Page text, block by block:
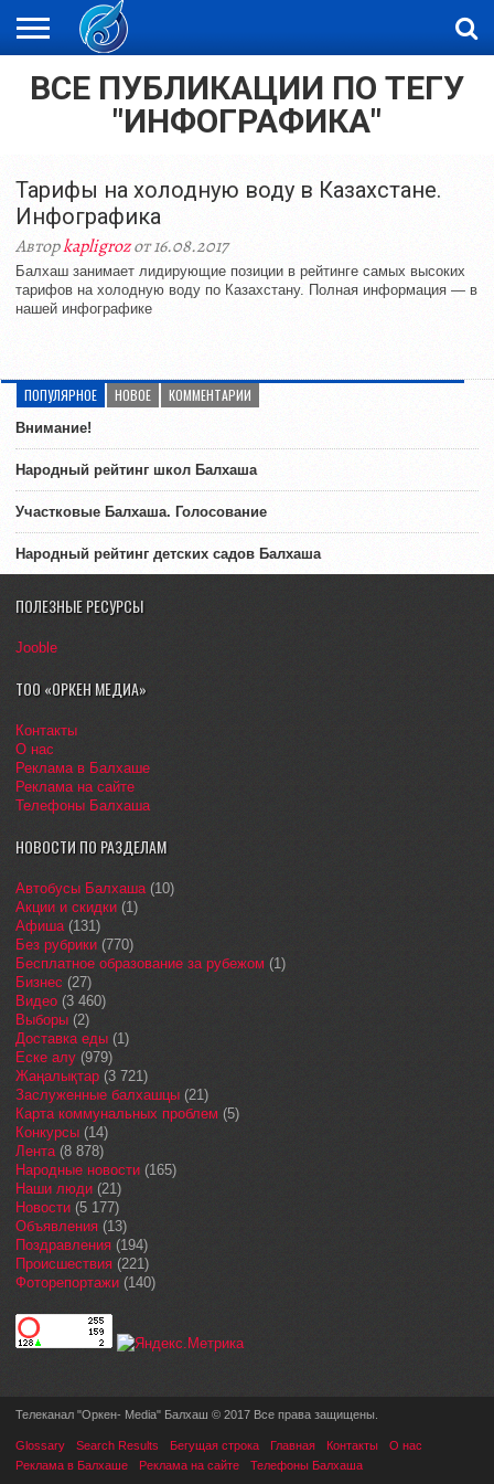
ЖАҢАЛЫҚТАР
НОВОСТИ
ВИДЕО
ФОТОРЕПОРТАЖИ
ОРКЕН
ВСЕ ПУБЛИКАЦИИ ПО ТЕГУ
"ИНФОГРАФИКА"
Тарифы на холодную воду в Казахстане.
Инфографика
Авторkapligrozот 16.08.2017
Балхаш занимает лидирующие позиции в рейтинге самых высоких
тарифов на холодную воду по Казахстану. Полная информация — в
нашей инфографике
ПОПУЛЯРНОЕ НОВОЕ КОММЕНТАРИИ
Внимание!
Народный рейтинг школ Балхаша
Участковые Балхаша. Голосование
Народный рейтинг детских садов Балхаша
ПОЛЕЗНЫЕ РЕСУРСЫ
Jooble
ТОО «ОРКЕН МЕДИА»
Контакты
О нас
Реклама в Балхаше
Реклама на сайте
Телефоны Балхаша
НОВОСТИ ПО РАЗДЕЛАМ
Автобусы Балхаша(10)
Акции и скидки (1)
Афиша(131)
Без рубрики (770)
Бесплатное образование за рубежом (1)
Бизнес (27)
Видео (3 460)
Выборы (2)
Доставка еды (1)
Еске алу (979)
Жаңалықтар (3 721)
Заслуженные балхашцы (21)
Карта коммунальных проблем (5)
Конкурсы (14)
Лента(8 878)
Народные новости (165)
Наши люди (21)
Новости (5 177)
Объявления (13)
Поздравления (194)
Происшествия (221)
Фоторепортажи (140)
Телеканал "Оркен- Media" Балхаш © 2017 Все права защищены.
Glossary Search Results Бегущая строка Главная Контакты
О нас
Реклама в Балхаше
Реклама на сайте Телефоны Балхаша